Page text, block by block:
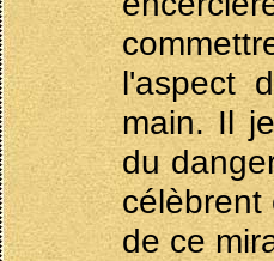
l'aspect
main. Il
du
célèbrent
de ce